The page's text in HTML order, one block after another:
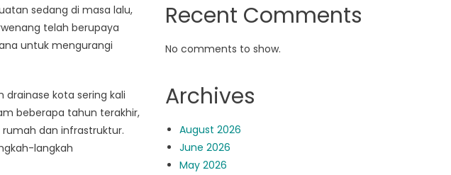
sedang di masa lalu,
telah berupaya
untuk mengurangi
kota sering kali
beberapa tahun terakhir,
dan infrastruktur.
langkah
Recent Comments
No comments to show.
Archives
August 2026
June 2026
May 2026